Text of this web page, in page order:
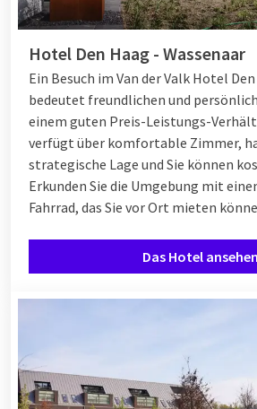
Hotel Den Haag - Wassenaar
Ein Besuch im Van der Valk Hotel
bedeutet freundlichen und
einem guten Preis-Leistungs-
verfügt über komfortable Zimmer,
strategische Lage und Sie können
Erkunden Sie die Umgebung mit
Fahrrad, das Sie vor Ort mieten
Das Hotel ansehen